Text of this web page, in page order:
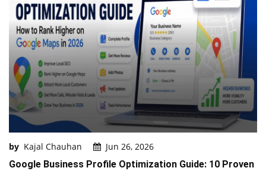
by Kajal Chauhan
Jun 26, 2026
Google Business Profile Optimization Guide: 10 Proven